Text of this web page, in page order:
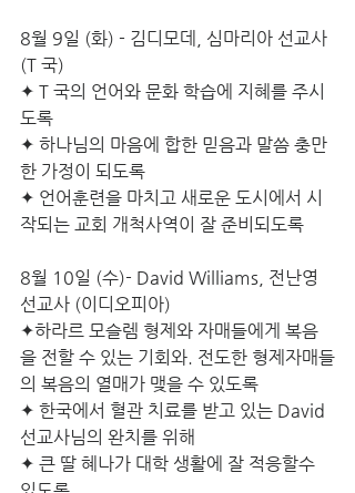
8월 9일 (화) - 김디모데, 심마리아 선교사
(T 국)
✦ T 국의 언어와 문화 학습에 지혜를 주시
도록
✦ 하나님의 마음에 합한 믿음과 말씀 충만
한 가정이 되도록
✦ 언어훈련을 마치고 새로운 도시에서 시
작되는 교회 개척사역이 잘 준비되도록
8월 10일 (수)- David Williams, 전난영
선교사 (이디오피아)
✦하라르 모슬렘 형제와 자매들에게 복음
을 전할 수 있는 기회와. 전도한 형제자매들
의 복음의 열매가 맺을 수 있도록
✦ 한국에서 혈관 치료를 받고 있는 David
선교사님의 완치를 위해
✦ 큰 딸 혜나가 대학 생활에 잘 적응할수